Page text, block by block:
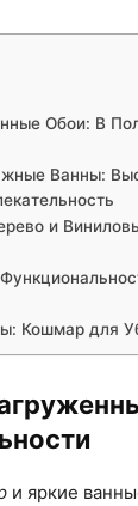
Обои: В
Ванны:
и
Кошмар для
и яркие